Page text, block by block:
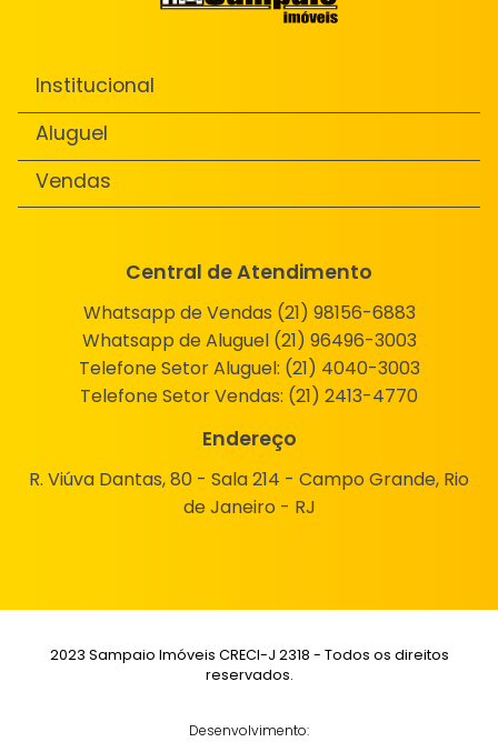
Institucional
Aluguel
Vendas
Central de Atendimento
Whatsapp de Vendas (21) 98156-6883
Whatsapp de Aluguel (21) 96496-3003
Telefone Setor Aluguel: (21) 4040-3003
Telefone Setor Vendas: (21) 2413-4770
Endereço
R. Viúva Dantas, 80 - Sala 214 - Campo Grande, Rio
de Janeiro - RJ
2023 Sampaio Imóveis CRECI-J 2318 - Todos os direitos
reservados.
Desenvolvimento: